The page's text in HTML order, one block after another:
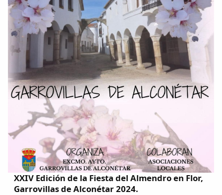
XXIV Edición de la Fiesta del Almendro en Flor,
Garrovillas de Alconétar 2024.